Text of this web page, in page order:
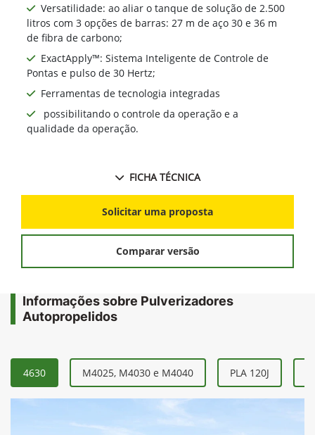
Versatilidade: ao aliar o tanque de solução de 2.500
litros com 3 opções de barras: 27 m de aço 30 e 36 m
de fibra de carbono;
ExactApply™: Sistema Inteligente de Controle de
Pontas e pulso de 30 Hertz;
Ferramentas de tecnologia integradas
possibilitando o controle da operação e a
qualidade da operação.
FICHA TÉCNICA
Solicitar uma proposta
Comparar versão
Informações sobre Pulverizadores
Autopropelidos
4630 M4025, M4030 e M4040 PLA 120J